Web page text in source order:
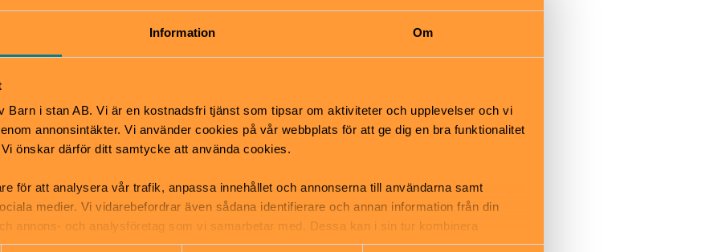
Information Om
Barn i stan AB. Vi är en kostnadsfri tjänst som tipsar om aktiviteter och upplevelser och vi
annonsintäkter. Vi använder cookies på vår webbplats för att ge dig en bra funktionalitet
önskar därför ditt samtycke att använda cookies.
för att analysera vår trafik, anpassa innehållet och annonserna till användarna samt
medier. Vi vidarebefordrar även sådana identifierare och annan information från din
annons- och analysföretag som vi samarbetar med. Dessa kan i sin tur kombinera
som du har tillhandahållit eller som de har samlat in när du har använt deras tjänster.
avgiftsbelagd parkering i anslutning till
museet.
26, Gärdet
info.riksidrottsmuseum@rfsisu.se
08-699 60 10